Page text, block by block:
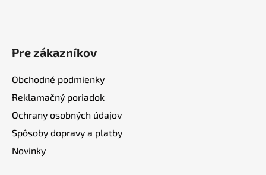
Pre zákazníkov
Obchodné podmienky
Reklamačný poriadok
Ochrany osobných údajov
Spôsoby dopravy a platby
Novinky